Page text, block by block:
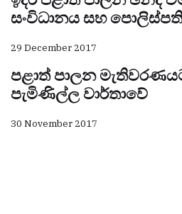
සංවිධානය සහ
29 December 2017
පළාත් පාලන
පැමිණිල්ල වාර්තාවේ
30 November 2017